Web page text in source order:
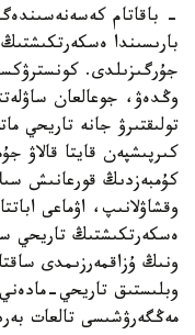
- باقاتام
بارىسىندا
جۇرگىزىلدى.
وڭدەۋ، جوعالعان
تولىقتىرۋ جانە تاريحي
كىرپىشپەن قايتا قالاۋ
كۇمبەزدىڭ قورعانىش
وقشاۋلانىپ، اۋماعى
ەسكەرتكىشتىڭ تاريحي
ونىڭ ۇزاقمەرزىمدى
وبلىستىق تاريحي-مادەني
مەڭگەرۋشىسى تالعات